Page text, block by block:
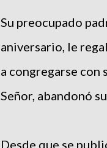
Su preocupado
aniversario, le
a congregarse con
Señor, abandonó
Desde que se